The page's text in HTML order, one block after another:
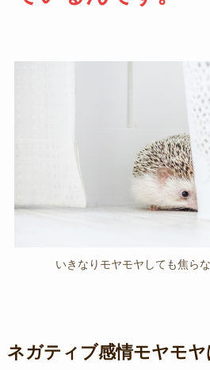
いきなりモヤモヤしても焦ら
ネガティブ感情モヤモヤ